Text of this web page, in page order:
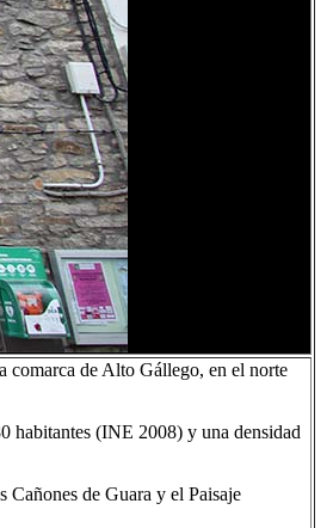
comarca de Alto Gállego, en el norte
habitantes (INE 2008) y una densidad
Cañones de Guara y el Paisaje